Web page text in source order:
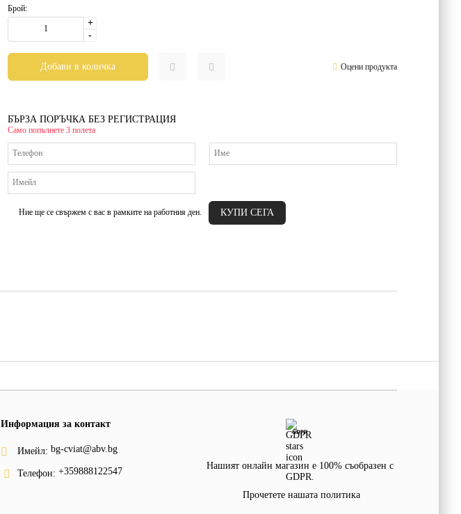
Брой:
+
-
Оцени продукта
БЪРЗА ПОРЪЧКА БЕЗ РЕГИСТРАЦИЯ
Само попълнете 3 полета
Ние ще се свържем с вас в рамките на работния ден.
Информация за контакт
Имейл: bg-cviat@abv.bg
Телефон: +359888122547
GDPR
Нашият онлайн магазин е 100% съобразен с
GDPR.
Прочетете нашата политика